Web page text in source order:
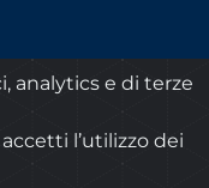
analytics e di terze
l’utilizzo dei